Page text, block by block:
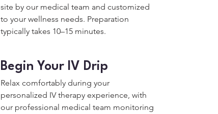
site by our medical team and customized
to your wellness needs. Preparation
typically takes 10–15 minutes.
Begin Your IV Drip
Relax comfortably during your
personalized IV therapy experience, with
our professional medical team monitoring